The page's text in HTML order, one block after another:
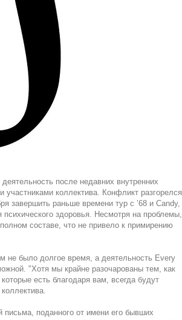
после недавних внутренних
коллектива. Конфликт разгорелся
завершить раньше времени тур с ’68 и Candy,
здоровья. Несмотря на проблемы,
составе, что не привело к примирению
не было долгое время, а деятельность Every
"Хотя мы крайне разочарованы тем, как
есть благодаря вам, всегда будут
письма, поданного от имени его бывших